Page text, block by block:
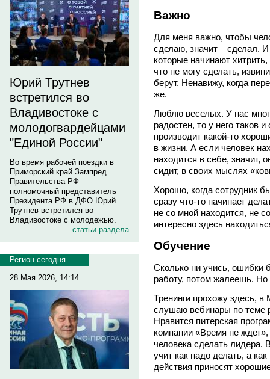
Юрий Трутнев
встретился во
Владивостоке с
молодогвардейцами
"Единой России"
Во время рабочей поездки в
Приморский край Зампред
Правительства РФ –
полномочный представитель
Президента РФ в ДФО Юрий
Трутнев встретился во
Владивостоке с молодежью.
статьи раздела
Регион сегодня
28 Мая 2026, 14:14
Важно
Для меня важно, чтобы
сделаю, значит – сделал.
которые начинают
что не могу сделать,
берут. Ненавижу, когда
же.
Люблю веселых. У нас
радостен, то у него таков
производит какой-то
в жизни. А если человек
находится в себе, значит,
сидит, в своих мыслях
Хорошо, когда сотрудник
сразу что-то начинает
не со мной находится, не
интересно здесь
Обучение
Сколько ни учись, ошибки
работу, потом жалеешь. Но
Тренинги прохожу здесь,
слушаю вебинары по теме
Нравится питерская
компании «Время не ждет»,
человека сделать лидера.
учит как надо делать, а
действия приносят